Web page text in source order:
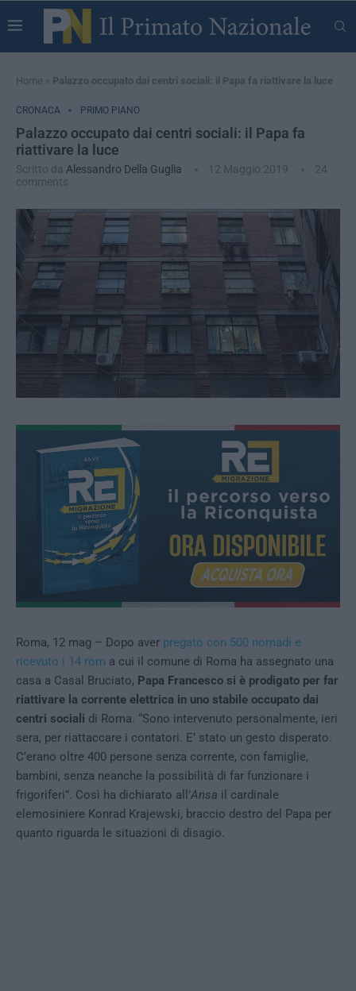
Home » Palazzo occupato dai centri sociali: il Papa fa riattivare la luce
CRONACA PRIMO PIANO
Palazzo occupato dai centri sociali: il Papa fa
riattivare la luce
Scritto da Alessandro Della Guglia 12 Maggio 2019
24
comments
Roma, 12 mag – Dopo aver pregato con 500 nomadi e
ricevuto i 14 rom a cui il comune di Roma ha assegnato una
casa a Casal Bruciato, Papa Francesco si è prodigato per far
riattivare la corrente elettrica in uno stabile occupato dai
centri sociali di Roma. “Sono intervenuto personalmente, ieri
sera, per riattaccare i contatori. E’ stato un gesto disperato.
C’erano oltre 400 persone senza corrente, con famiglie,
bambini, senza neanche la possibilità di far funzionare i
frigoriferi”. Così ha dichiarato all’Ansa il cardinale
elemosiniere Konrad Krajewski, braccio destro del Papa per
quanto riguarda le situazioni di disagio.